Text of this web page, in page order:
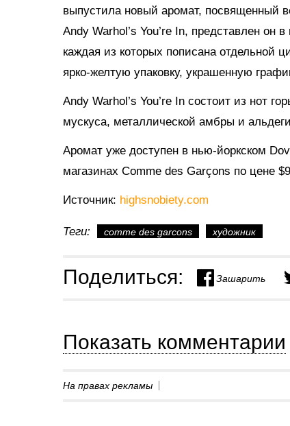
выпустила новый аромат, посвященный
Andy Warhol’s You’re In, представлен
каждая из которых пописана
ярко-желтую упаковку, украшенную
Andy Warhol’s You’re In состоит из нот
мускуса, металлической амбры и
Аромат уже доступен в нью-йоркском
магазинах Comme des Garçons по цене
Источник: highsnobiety.com
Теги: comme des garcons художник
Поделиться: Зашарить
Показать комментарии
На правах рекламы